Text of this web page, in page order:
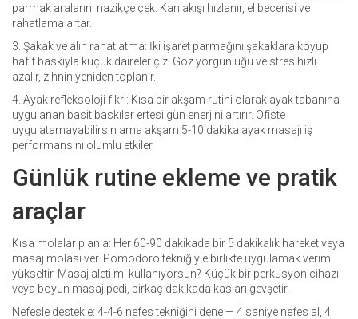
parmak aralarını nazikçe çek. Kan akışı hızlanır, el becerisi ve
rahatlama artar.
3. Şakak ve alın rahatlatma: İki işaret parmağını şakaklara koyup
hafif baskıyla küçük daireler çiz. Göz yorgunluğu ve stres hızlı
azalır, zihnin yeniden toplanır.
4. Ayak refleksoloji fikri: Kısa bir akşam rutini olarak ayak tabanına
uygulanan basit baskılar ertesi gün enerjini artırır. Ofiste
uygulatamayabilirsin ama akşam 5-10 dakika ayak masajı iş
performansını olumlu etkiler.
Günlük rutine ekleme ve pratik
araçlar
Kısa molalar planla: Her 60-90 dakikada bir 5 dakikalık hareket veya
masaj molası ver. Pomodoro tekniğiyle birlikte uygulamak verimi
yükseltir. Masaj aleti mi kullanıyorsun? Küçük bir perkusyon cihazı
veya boyun masaj pedi, birkaç dakikada kasları gevşetir.
Nefesle destekle: 4-4-6 nefes tekniğini dene — 4 saniye nefes al, 4